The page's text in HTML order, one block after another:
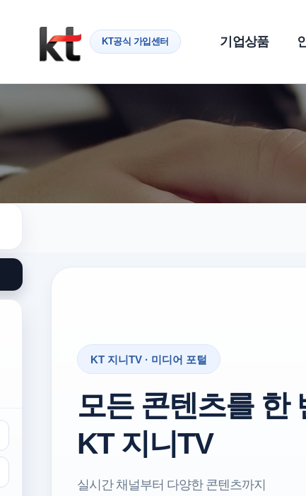
KT공식 가입센터 기업상품
KT 지니TV · 미디어 포털
모든 콘텐츠를 한
KT 지니TV
실시간 채널부터 다양한 콘텐츠까지